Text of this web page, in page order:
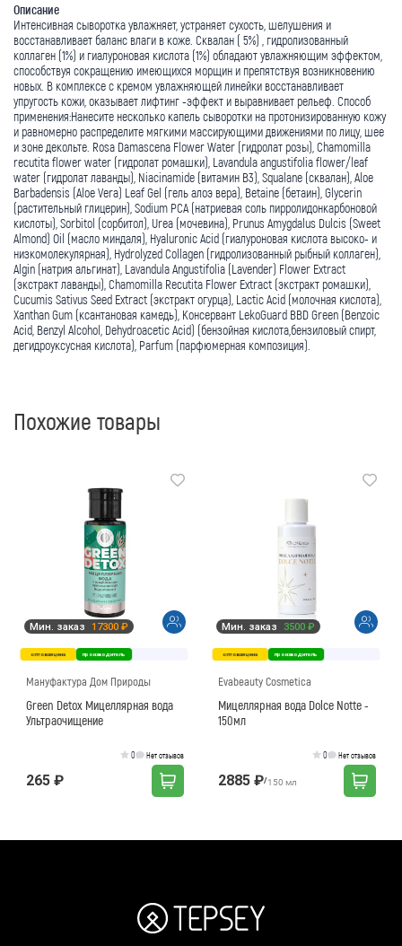
Описание
Интенсивная сыворотка увлажняет, устраняет сухость, шелушения и
восстанавливает баланс влаги в коже. Сквалан ( 5%) , гидролизованный
коллаген (1%) и гиалуроновая кислота (1%) обладают увлажняющим эффектом,
способствуя сокращению имеющихся морщин и препятствуя возникновению
новых. В комплексе с кремом увлажняющей линейки восстанавливает
упругость кожи, оказывает лифтинг -эффект и выравнивает рельеф. Способ
применения:Нанесите несколько капель сыворотки на протонизированную кожу
и равномерно распределите мягкими массирующими движениями по лицу, шее
и зоне декольте. Rosa Damascena Flower Water (гидролат розы), Chamomilla
recutita flower water (гидролат ромашки), Lavandula angustifolia flower/leaf
water (гидролат лаванды), Niacinamide (витамин В3), Squalane (сквалан), Aloe
Barbadensis (Aloe Vera) Leaf Gel (гель алоэ вера), Betaine (бетаин), Glycerin
(растительный глицерин), Sodium PCA (натриевая соль пирролидонкарбоновой
кислоты), Sorbitol (сорбитол), Urea (мочевина), Prunus Amygdalus Dulcis (Sweet
Almond) Oil (масло миндаля), Hyaluronic Acid (гиалуроновая кислота высоко- и
низкомолекулярная), Hydrolyzed Collagen (гидролизованный рыбный коллаген),
Algin (натрия альгинат), Lavandula Angustifolia (Lavender) Flower Extract
(экстракт лаванды), Chamomilla Recutita Flower Extract (экстракт ромашки),
Cucumis Sativus Seed Extract (экстракт огурца), Lactic Acid (молочная кислота),
Xanthan Gum (ксантановая камедь), Консервант LekoGuard BBD Green (Benzoic
Acid, Benzyl Alcohol, Dehydroacetic Acid) (бензойная кислота,бензиловый спирт,
дегидроуксусная кислота), Parfum (парфюмерная композиция).
Похожие товары
Мин. заказ 17300 ₽
оптовая цена производитель
Мануфактура Дом Природы
Green Detox Мицеллярная вода
Ультраочищение
0 Нет отзывов
265 ₽
Мин. заказ 3500 ₽
оптовая цена производитель
Evabeauty Cosmetica
Мицеллярная вода Dolce Notte -
150мл
0 Нет отзывов
2885 ₽/150 мл